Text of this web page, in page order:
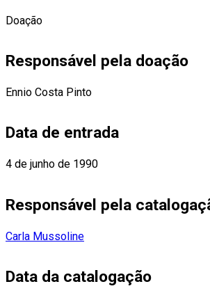
Doação
Responsável pela doação
Ennio Costa Pinto
Data de entrada
4 de junho de 1990
Responsável pela
Carla Mussoline
Data da catalogação